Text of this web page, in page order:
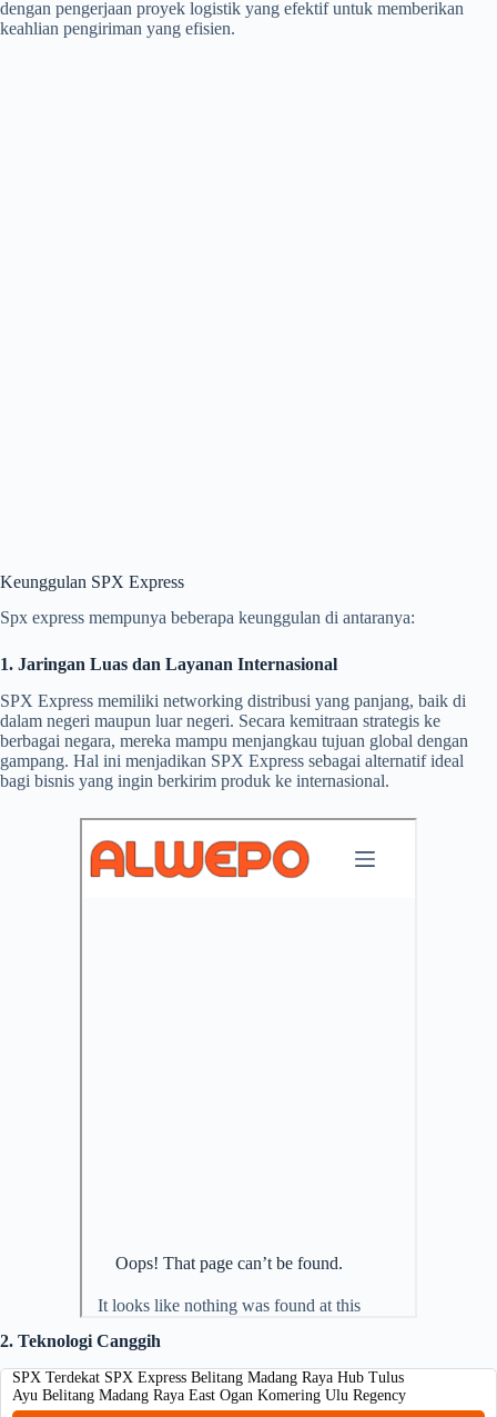
dengan pengerjaan proyek logistik yang efektif untuk memberikan
keahlian pengiriman yang efisien.
Keunggulan SPX Express
Spx express mempunya beberapa keunggulan di antaranya:
1. Jaringan Luas dan Layanan Internasional
SPX Express memiliki networking distribusi yang panjang, baik di
dalam negeri maupun luar negeri. Secara kemitraan strategis ke
berbagai negara, mereka mampu menjangkau tujuan global dengan
gampang. Hal ini menjadikan SPX Express sebagai alternatif ideal
bagi bisnis yang ingin berkirim produk ke internasional.
2. Teknologi Canggih
SPX Terdekat SPX Express Belitang Madang Raya Hub Tulus
Ayu Belitang Madang Raya East Ogan Komering Ulu Regency